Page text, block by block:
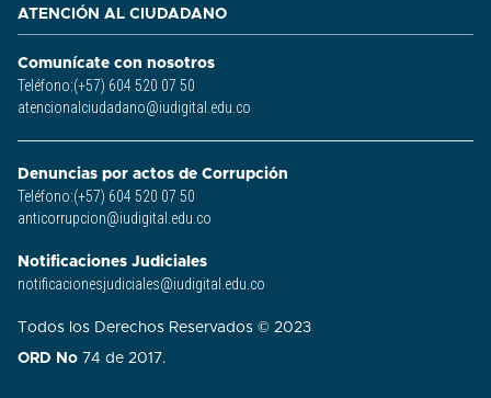
ATENCIÓN AL CIUDADANO
Comunícate con nosotros
Teléfono:(+57) 604 520 07 50
atencionalciudadano@iudigital.edu.co
Denuncias por actos de Corrupción
Teléfono:(+57) 604 520 07 50
anticorrupcion@iudigital.edu.co
Notificaciones Judiciales
notificacionesjudiciales@iudigital.edu.co
Todos los Derechos Reservados © 2023
ORD No 74 de 2017.